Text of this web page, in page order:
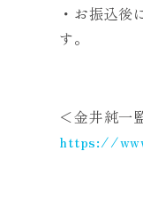
・お振込後
す。
＜金井純一
https://